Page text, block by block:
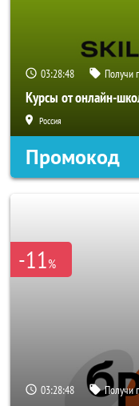
03:28:47 Получи
Курсы от онлайн-
Россия
Промокод
-11%
03:28:47 Получи